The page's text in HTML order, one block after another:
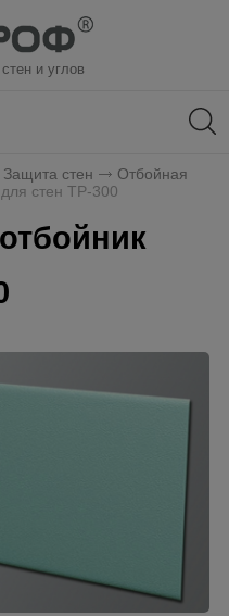
и углов
Защита стен
Отбойная
стен ТР-300